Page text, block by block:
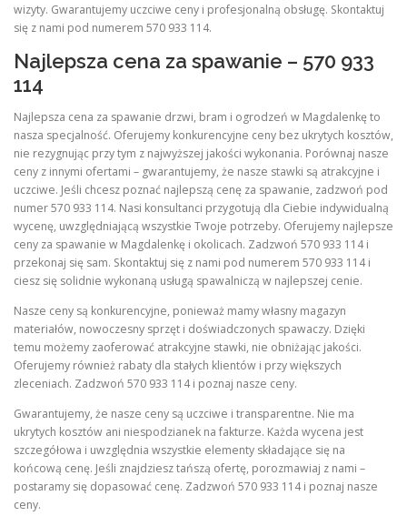
wizyty. Gwarantujemy uczciwe ceny i profesjonalną obsługę. Skontaktuj
się z nami pod numerem 570 933 114.
Najlepsza cena za spawanie – 570 933
114
Najlepsza cena za spawanie drzwi, bram i ogrodzeń w Magdalenkę to
nasza specjalność. Oferujemy konkurencyjne ceny bez ukrytych kosztów,
nie rezygnując przy tym z najwyższej jakości wykonania. Porównaj nasze
ceny z innymi ofertami – gwarantujemy, że nasze stawki są atrakcyjne i
uczciwe. Jeśli chcesz poznać najlepszą cenę za spawanie, zadzwoń pod
numer 570 933 114. Nasi konsultanci przygotują dla Ciebie indywidualną
wycenę, uwzględniającą wszystkie Twoje potrzeby. Oferujemy najlepsze
ceny za spawanie w Magdalenkę i okolicach. Zadzwoń 570 933 114 i
przekonaj się sam. Skontaktuj się z nami pod numerem 570 933 114 i
ciesz się solidnie wykonaną usługą spawalniczą w najlepszej cenie.
Nasze ceny są konkurencyjne, ponieważ mamy własny magazyn
materiałów, nowoczesny sprzęt i doświadczonych spawaczy. Dzięki
temu możemy zaoferować atrakcyjne stawki, nie obniżając jakości.
Oferujemy również rabaty dla stałych klientów i przy większych
zleceniach. Zadzwoń 570 933 114 i poznaj nasze ceny.
Gwarantujemy, że nasze ceny są uczciwe i transparentne. Nie ma
ukrytych kosztów ani niespodzianek na fakturze. Każda wycena jest
szczegółowa i uwzględnia wszystkie elementy składające się na
końcową cenę. Jeśli znajdziesz tańszą ofertę, porozmawiaj z nami –
postaramy się dopasować cenę. Zadzwoń 570 933 114 i poznaj nasze
ceny.